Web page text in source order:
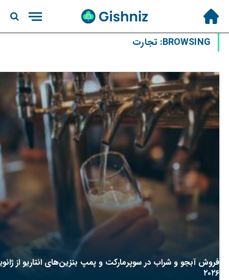
BROWSING: تجارت
فروش آبجو و شراب در سوپرمارکت و پمپ بنزین‌های انتاریو از
۲۰۲۶